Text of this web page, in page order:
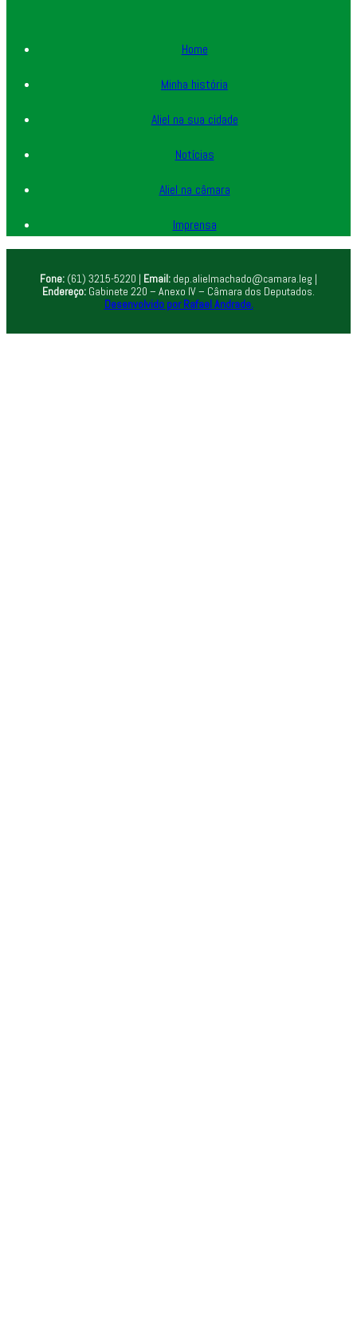
Home
Minha história
Aliel na sua cidade
Notícias
Aliel na câmara
Imprensa
Fone: (61) 3215-5220 | Email: dep.alielmachado@camara.leg |
Endereço: Gabinete 220 – Anexo IV – Câmara dos Deputados.
Desenvolvido por Rafael Andrade.